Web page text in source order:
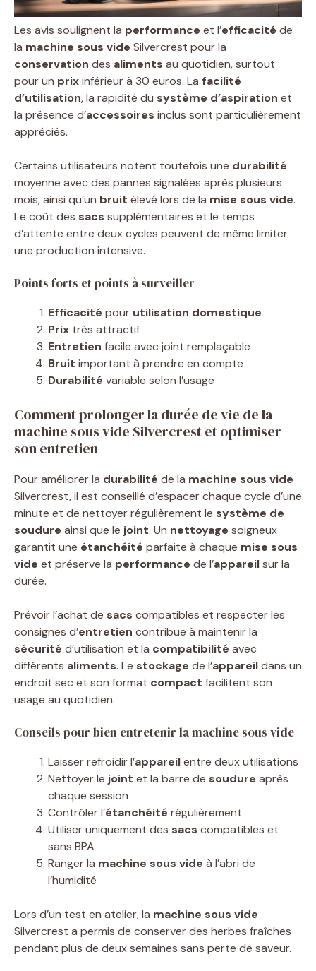
Les avis soulignent la performance et l’efficacité de
la machine sous vide Silvercrest pour la
conservation des aliments au quotidien, surtout
pour un prixinférieur à 30 euros. La facilité
d’utilisation, la rapidité du système d’aspiration et
la présence d’accessoires inclus sont particulièrement
appréciés.
Certains utilisateurs notent toutefois une durabilité
moyenne avec des pannes signalées après plusieurs
mois, ainsi qu’un bruit élevé lors de la mise sous vide.
Le coût des sacs supplémentaires et le temps
d’attente entre deux cycles peuvent de même limiter
une production intensive.
Points forts et points à surveiller
Efficacité pour utilisation domestique
Prix très attractif
Entretien facile avec joint remplaçable
Bruit important à prendre en compte
Durabilité variable selon l’usage
Comment prolonger la durée de vie de la
machine sous vide Silvercrest et optimiser
son entretien
Pour améliorer la durabilité de la machine sous vide
Silvercrest, il est conseillé d’espacer chaque cycle d’une
minute et de nettoyer régulièrement le système de
soudure ainsi que le joint. Un nettoyage soigneux
garantit une étanchéité parfaite à chaque mise sous
vide et préserve la performance de l’appareilsur la
durée.
Prévoir l’achat de sacs compatibles et respecter les
consignes d’entretien contribue à maintenir la
sécurité d’utilisation et la compatibilité avec
différents aliments. Le stockage de l’appareildans un
endroit sec et son format compact facilitent son
usage au quotidien.
Conseils pour bien entretenir la machine sous vide
Laisser refroidir l’appareilentre deux utilisations
Nettoyer le joint et la barre de soudure après
chaque session
Contrôler l’étanchéité régulièrement
Utiliser uniquement des sacs compatibles et
sans BPA
Ranger la machine sous vide à l’abri de
l’humidité
Lors d’un test en atelier, la machine sous vide
Silvercrest a permis de conserver des herbes fraîches
pendant plus de deux semaines sans perte de saveur.